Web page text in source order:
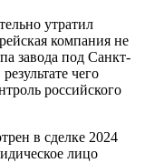
утратил
компания не
завода под Санкт-
чего
российского
в сделке 2024
лицо